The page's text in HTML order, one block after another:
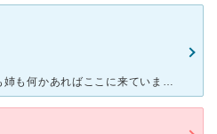
昔から通っている病院で、母も姉も何かあればここに来ています。ですので、信頼があります。中高時代から顔にたくさんニキビができてしまい、山村先生にお世話になりました。姉は大きなニキビができてしまったときに